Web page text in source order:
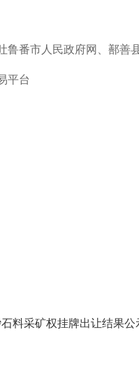
鲁番市人民政府网、 鄯善
平台
料采矿权挂牌出让结果